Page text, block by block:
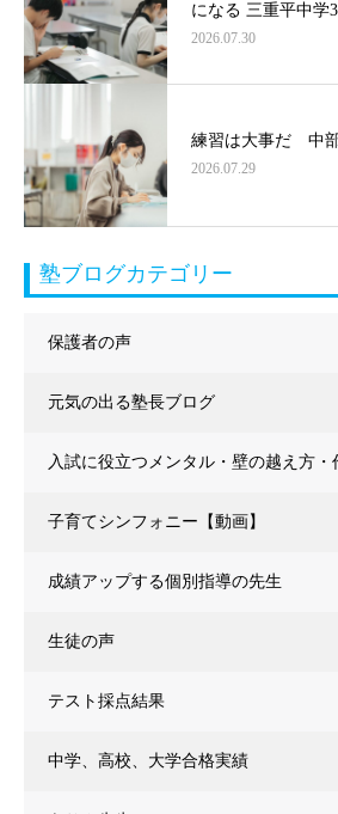
になる 三重平中学
2026.07.30
練習は大事だ 中
2026.07.29
塾ブログカテゴリー
保護者の声
元気の出る塾長ブログ
入試に役立つメンタル・壁の越え方・
子育てシンフォニー【動画】
成績アップする個別指導の先生
生徒の声
テスト採点結果
中学、高校、大学合格実績